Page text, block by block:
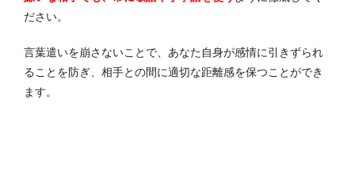
ださい。
言葉遣いを崩さないことで、あなた自身が感情に引きずられ
ることを防ぎ、相手との間に適切な距離感を保つことができ
ます。